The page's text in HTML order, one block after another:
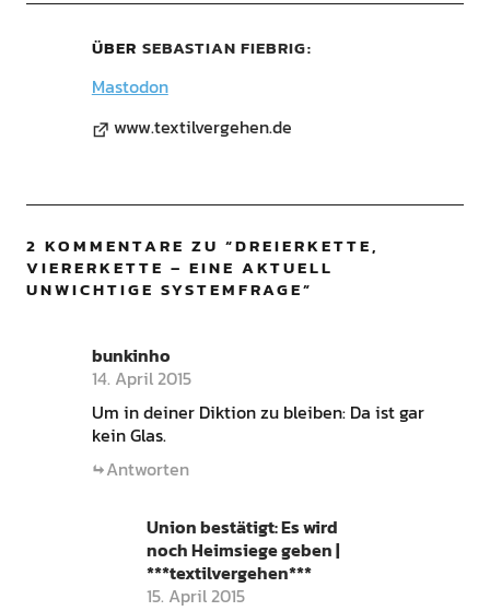
ÜBER SEBASTIAN FIEBRIG
Mastodon
www.textilvergehen.de
2 KOMMENTARE ZU “DREIERKETTE,
VIERERKETTE – EINE AKTUELL
UNWICHTIGE SYSTEMFRAGE”
bunkinho
14. April 2015
Um in deiner Diktion zu bleiben: Da ist gar
kein Glas.
Antworten
Union bestätigt: Es wird
noch Heimsiege geben |
***textilvergehen***
15. April 2015